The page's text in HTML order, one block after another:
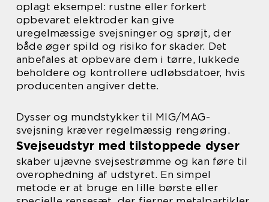
oplagt eksempel: rustne eller forkert
opbevaret elektroder kan give
uregelmæssige svejsninger og sprøjt, der
både øger spild og risiko for skader. Det
anbefales at opbevare dem i tørre, lukkede
beholdere og kontrollere udløbsdatoer, hvis
producenten angiver dette.
Dysser og mundstykker til MIG/MAG-
svejsning kræver regelmæssig rengøring.
Svejseudstyr med tilstoppede dyser
skaber ujævne svejsestrømme og kan føre til
overophedning af udstyret. En simpel
metode er at bruge en lille børste eller